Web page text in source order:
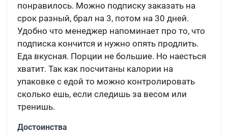
понравилось. Можно подписку заказать на
срок разный, брал на 3, потом на 30 дней.
Удобно что менеджер напоминает про то, что
подписка кончится и нужно опять продлить.
Еда вкусная. Порции не большие. Но наесться
хватит. Так как посчитаны калории на
упаковке с едой то можно контролировать
сколько ешь, если следишь за весом или
тренишь.
Достоинства